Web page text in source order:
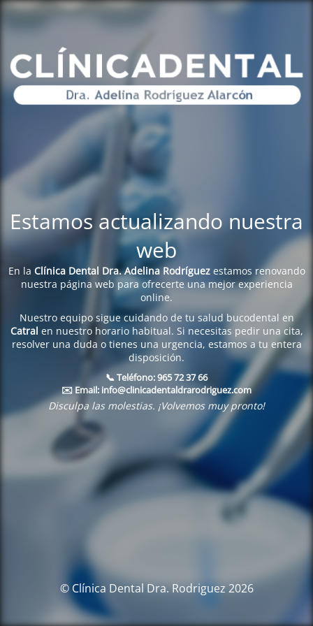
Estamos actualizando nuestra
web
En la Clínica Dental Dra. Adelina Rodríguezestamos renovando
nuestra página web para ofrecerte una mejor experiencia
online.
Nuestro equipo sigue cuidando de tu salud bucodental en
Catral en nuestro horario habitual. Si necesitas pedir una cita,
resolver una duda o tienes una urgencia, estamos a tu entera
disposición.
📞 Teléfono:965 72 37 66
✉️ Email: info@clinicadentaldrarodriguez.com
Disculpa las molestias. ¡Volvemos muy pronto!
© Clínica Dental Dra. Rodriguez 2026